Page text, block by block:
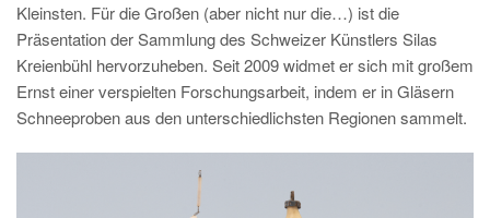
Kleinsten. Für die Großen (aber nicht nur die…) ist die
Präsentation der Sammlung des Schweizer Künstlers Silas
Kreienbühl hervorzuheben. Seit 2009 widmet er sich mit großem
Ernst einer verspielten Forschungsarbeit, indem er in Gläsern
Schneeproben aus den unterschiedlichsten Regionen sammelt.